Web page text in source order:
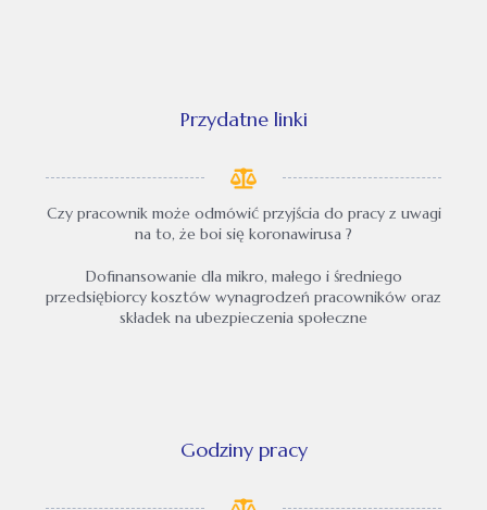
Przydatne linki
Czy pracownik może odmówić przyjścia do pracy z uwagi
na to, że boi się koronawirusa ?
Dofinansowanie dla mikro, małego i średniego
przedsiębiorcy kosztów wynagrodzeń pracowników oraz
składek na ubezpieczenia społeczne
Godziny pracy